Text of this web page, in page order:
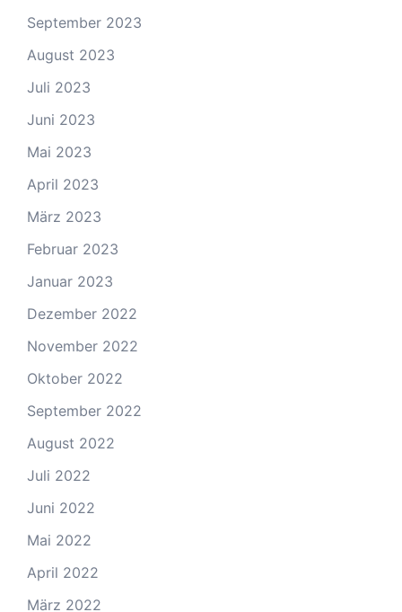
September 2023
August 2023
Juli 2023
Juni 2023
Mai 2023
April 2023
März 2023
Februar 2023
Januar 2023
Dezember 2022
November 2022
Oktober 2022
September 2022
August 2022
Juli 2022
Juni 2022
Mai 2022
April 2022
März 2022